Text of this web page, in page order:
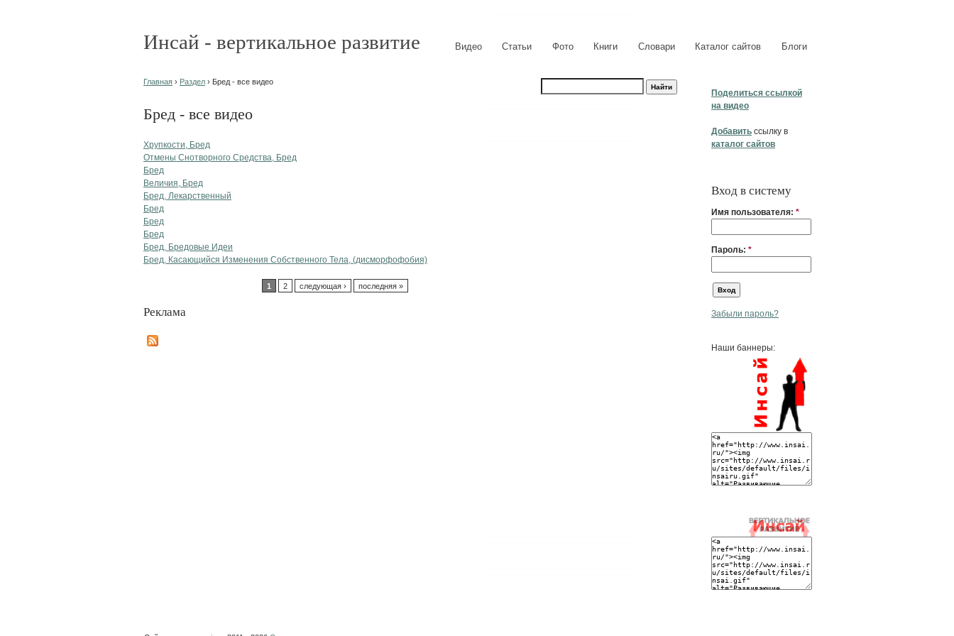
Инсай - вертикальное развитие Видео Статьи Фото Книги Словари Каталог сайтов Блоги
Поделиться ссылкой
на видео
Добавить ссылку в
каталог сайтов
Вход в систему
Имя пользователя: *
Пароль: *
Забыли пароль?
Наши баннеры:
Главная › Раздел › Бред - все видео
Бред - все видео
Хрупкости, Бред
Отмены Снотворного Средства, Бред
Бред
Величия, Бред
Бред, Лекарственный
Бред
Бред
Бред
Бред, Бредовые Идеи
Бред, Касающийся Изменения Собственного Тела, (дисморфофобия)
1 2 следующая › последняя »
Реклама